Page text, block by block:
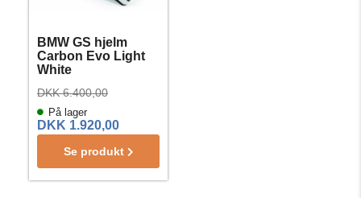
BMW GS hjelm
Carbon Evo Light
White
På lager
DKK 6.400,00
DKK 1.920,00
Se produkt